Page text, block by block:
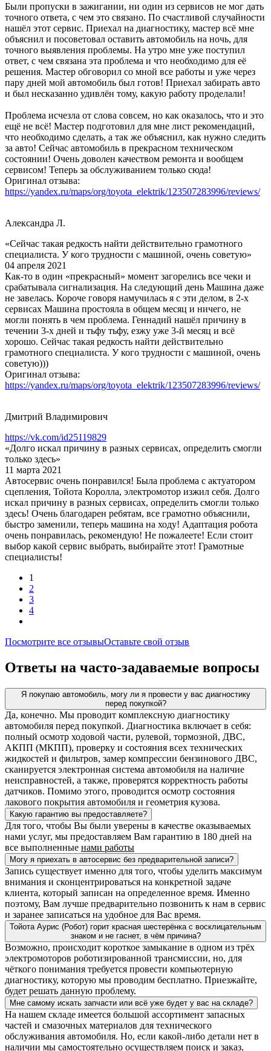
Были пропуски в зажигании, ни один из сервисов не мог дать
точного ответа, с чем это связано. По счастливой случайности
нашёл этот сервис. Приехал на диагностику, мастер всё мне
объяснил и посоветовал оставить автомобиль на ночь, для
точного выявления проблемы. На утро мне уже поступил
ответ, с чем связана эта проблема и что необходимо для её
решения. Мастер обговорил со мной все работы и уже через
пару дней мой автомобиль был готов! Приехал забирать авто
и был несказанно удивлён тому, какую работу проделали!
Проблема исчезла от слова совсем, но как оказалось, что и это
ещё не всё! Мастер подготовил для мне лист рекомендаций,
что необходимо сделать, а так же объяснил, как нужно следить
за авто! Сейчас автомобиль в прекрасном техническом
состоянии! Очень доволен качеством ремонта и вообщем
сервисом! Теперь за обслуживанием только сюда!
Оригинал отзыва:
https://yandex.ru/maps/org/toyota_elektrik/123507283996/reviews/
Александра Л.
«Сейчас такая редкость найти действительно грамотного
специалиста. У кого трудности с машиной, очень советую»
04 апреля 2021
Как-то в один «прекрасный» момент загорелись все чеки и
срабатывала сигнализация. На следующий день Машина даже
не завелась. Короче говоря намучилась я с эти делом, в 2-х
сервисах Машина простояла в общем месяц и ничего, не
могли понять в чем проблема. Геннадий нашёл причину в
течении 3-х дней и тьфу тьфу, езжу уже 3-й месяц и всё
хорошо. Сейчас такая редкость найти действительно
грамотного специалиста. У кого трудности с машиной, очень
советую)))
Оригинал отзыва:
https://yandex.ru/maps/org/toyota_elektrik/123507283996/reviews/
Дмитрий Владимирович
https://vk.com/id25119829
«Долго искал причину в разных сервисах, определить смогли
только здесь»
11 марта 2021
Автосервис очень понравился! Была проблема с актуатором
сцепления, Тойота Королла, электромотор изжил себя. Долго
искал причину в разных сервисах, определить смогли только
здесь! Очень благодарен ребятам, все грамотно объяснили,
быстро заменили, теперь машина на ходу! Адаптация робота
очень понравилась, рекомендую! Не пожалеете! Если стоит
выбор какой сервис выбрать, выбирайте этот! Грамотные
специалисты!
1
2
3
4
Посмотрите все отзывыОставьте свой отзыв
Ответы на часто-задаваемые вопросы
Я покупаю автомобиль, могу ли я провести у вас диагностику
перед покупкой?
Да, конечно. Мы проводит комплексную диагностику
автомобиля перед покупкой. Диагностика включает в себя:
полный осмотр ходовой части, рулевой, тормозной, ДВС,
АКПП (МКПП), проверку и состояния всех технических
жидкостей и фильтров, замер компрессии бензинового ДВС,
сканируется электронная система автомобиля на наличие
неисправностей, а также, проверятся корректность работы
датчиков. Помимо этого, проводится осмотр состояния
лакового покрытия автомобиля и геометрия кузова.
Какую гарантию вы предоставляете?
Для того, чтобы Вы были уверены в качестве оказываемых
нами услуг, мы предоставляем Вам гарантию в 180 дней на
все выполненные нами работы
Могу я приехать в автосервис без предварительной записи?
Запись существует именно для того, чтобы уделить максимум
внимания и сконцентрироваться на конкретной задаче
клиента, который записан на определенное время. Именно
поэтому, Вам лучше предварительно позвонить к нам в сервис
и заранее записаться на удобное для Вас время.
Тойота Аурис (Робот) горит красная шестерёнка с восклицательным
знаком и не гаснет, в чём причина?
Возможно, происходит короткое замыкание в одном из трёх
электромоторов роботизированной трансмиссии, но, для
чёткого понимания требуется провести компьютерную
диагностику, которую мы проводим бесплатно. Приезжайте,
будет решать данную проблему.
Мне самому искать запчасти или всё уже будет у вас на складе?
На нашем складе имеется большой ассортимент запасных
частей и смазочных материалов для технического
обслуживания автомобиля. Но, если какой-либо детали нет в
наличии мы самостоятельно осуществляем поиск и заказ,